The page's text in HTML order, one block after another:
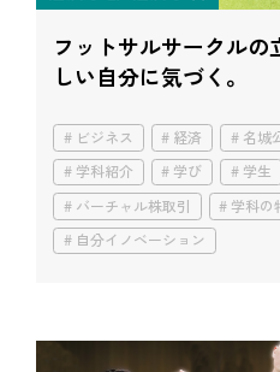
フットサルサークル
しい自分に気づく。
ビジネス 経済
名城
学科紹介
学び 学生
バーチャル株取引
学科の
自分イノベーション